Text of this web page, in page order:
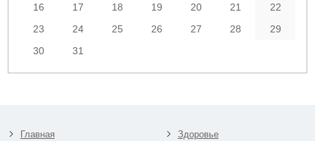
16
17 18 19 20 21
22
23
24 25 26 27 28
29
30
31
Главная
Здоровье